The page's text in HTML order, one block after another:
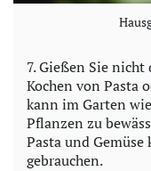
7. Gießen Sie nicht
Kochen von Pasta
kann im Garten
Pflanzen zu
Pasta und
gebrauchen.